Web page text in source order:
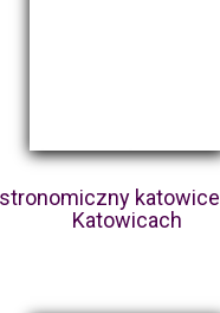
Katowicach